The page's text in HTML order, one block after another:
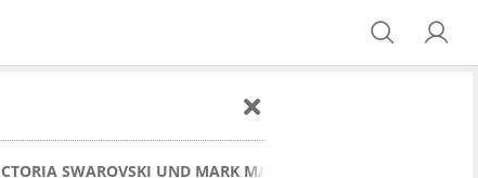
SWAROVSKI UND MARK MATESCHITZ